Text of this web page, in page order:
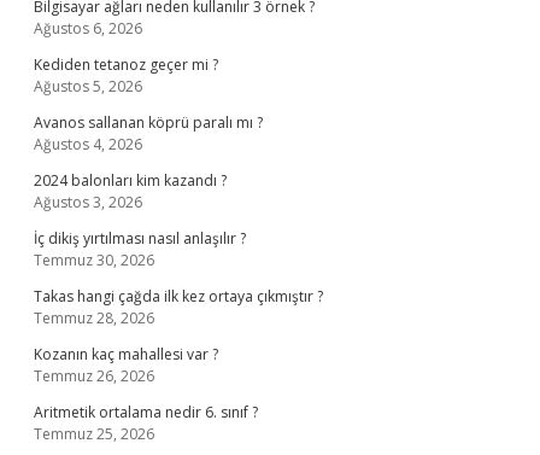
Bilgisayar ağları neden kullanılır 3 örnek ?
Ağustos 6, 2026
Kediden tetanoz geçer mi ?
Ağustos 5, 2026
Avanos sallanan köprü paralı mı ?
Ağustos 4, 2026
2024 balonları kim kazandı ?
Ağustos 3, 2026
İç dikiş yırtılması nasıl anlaşılır ?
Temmuz 30, 2026
Takas hangi çağda ilk kez ortaya çıkmıştır ?
Temmuz 28, 2026
Kozanın kaç mahallesi var ?
Temmuz 26, 2026
Aritmetik ortalama nedir 6. sınıf ?
Temmuz 25, 2026